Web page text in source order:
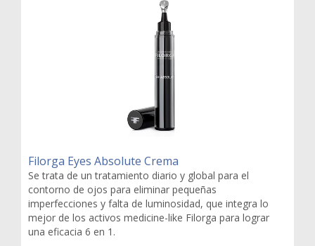
Filorga Eyes Absolute Crema
Se trata de un tratamiento diario y global para el
contorno de ojos para eliminar pequeñas
imperfecciones y falta de luminosidad, que integra lo
mejor de los activos medicine-like Filorga para lograr
una eficacia 6 en 1.